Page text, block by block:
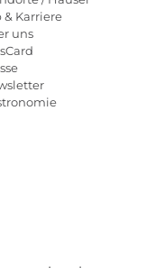
& Karriere
uns